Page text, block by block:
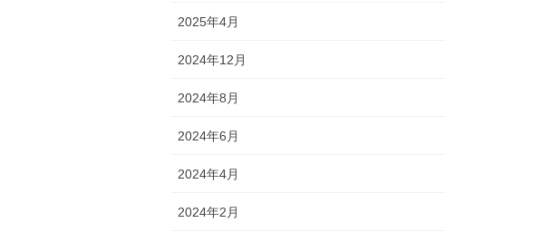
2025年4月
2024年12月
2024年8月
2024年6月
2024年4月
2024年2月